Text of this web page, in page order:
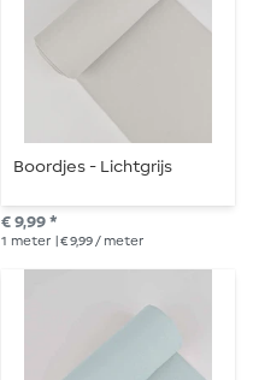
Boordjes - Lichtgrijs
€ 9,99 *
1 meter | € 9,99 / meter